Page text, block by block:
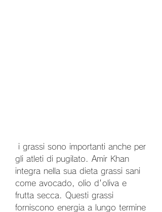
gli atleti di pugilato. Amir Khan
integra nella sua dieta grassi sani
come avocado, olio d'oliva e
frutta secca. Questi grassi
forniscono energia a lungo termine